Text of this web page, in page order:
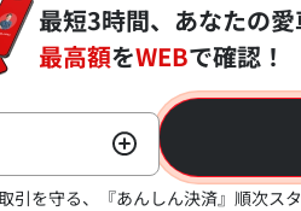
最短3時間、あなたの愛
最高額をWEBで確認！
引を守る、『あんしん決済』順次スタ